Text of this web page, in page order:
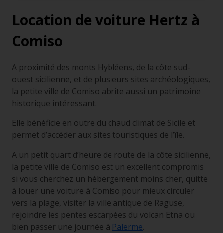
Location de voiture Hertz à
Comiso
A proximité des monts Hybléens, de la côte sud-
ouest sicilienne, et de plusieurs sites archéologiques,
la petite ville de Comiso abrite aussi un patrimoine
historique intéressant.
Elle bénéficie en outre du chaud climat de Sicile et
permet d’accéder aux sites touristiques de l’île.
A un petit quart d’heure de route de la côte sicilienne,
la petite ville de Comiso est un excellent compromis
si vous cherchez un hébergement moins cher, quitte
à louer une voiture à Comiso pour mieux circuler
vers la plage, visiter la ville antique de Raguse,
rejoindre les pentes escarpées du volcan Etna ou
bien passer une journée à Palerme.